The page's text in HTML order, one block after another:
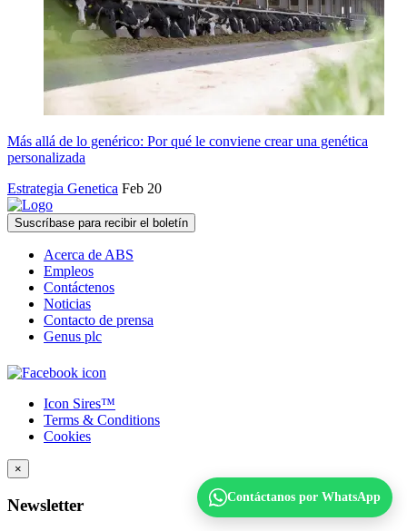
Más allá de lo genérico: Por qué le conviene crear una genética
personalizada
Estrategia Genetica Feb 20
Suscríbase para recibir el boletín
Acerca de ABS
Empleos
Contáctenos
Noticias
Contacto de prensa
Genus plc
Icon Sires™
Terms & Conditions
Cookies
×
Newsletter Contáctanos por WhatsApp